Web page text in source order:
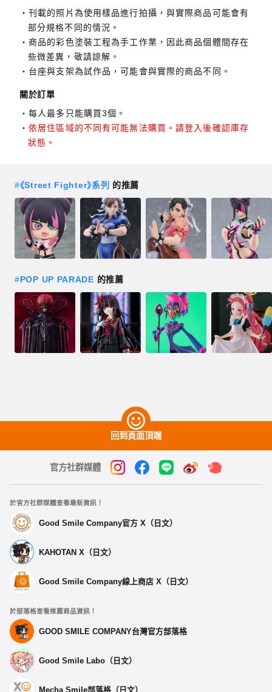
刊載的照片為使用樣品進行拍攝，與實際商品可能會有
部分規格不同的情況。
商品的彩色塗裝工程為手工作業，因此商品個體間存在
些微差異，敬請諒解。
台座與支架為試作品，可能會與實際的商品不同。
關於訂單
每人最多只能購買3個。
依居住區域的不同有可能無法購買。請登入後確認庫存
狀態。
#《Street Fighter》系列 的推薦
#POP UP PARADE 的推薦
回到頁面頂端
官方社群媒體
於官方社群媒體查看最新資訊！
Good Smile Company官方 X（日文）
KAHOTAN X（日文）
Good Smile Company線上商店 X（日文）
於部落格查看推薦商品資訊！
GOOD SMILE COMPANY台灣官方部落格
Good Smile Labo（日文）
Mecha Smile部落格（日文）